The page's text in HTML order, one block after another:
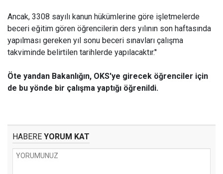
Ancak, 3308 sayılı kanun hükümlerine göre işletmelerde
beceri eğitim gören öğrencilerin ders yılının son haftasında
yapılması gereken yıl sonu beceri sınavları çalışma
takviminde belirtilen tarihlerde yapılacaktır.''
Öte yandan Bakanlığın, OKS'ye girecek öğrenciler için
de bu yönde bir çalışma yaptığı öğrenildi.
HABERE YORUM KAT